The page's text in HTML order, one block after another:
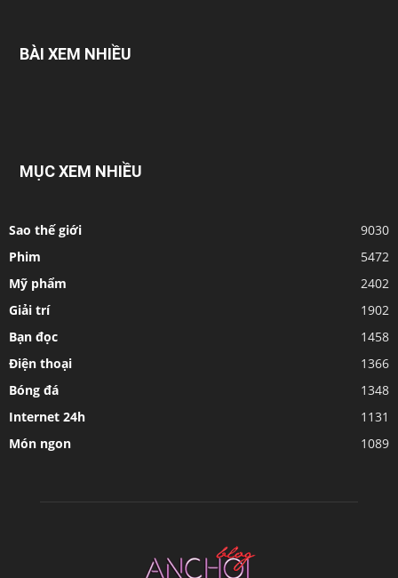
BÀI XEM NHIỀU
MỤC XEM NHIỀU
Sao thế giới
9030
Phim
5472
Mỹ phẩm
2402
Giải trí
1902
Bạn đọc
1458
Điện thoại
1366
Bóng đá
1348
Internet 24h
1131
Món ngon
1089